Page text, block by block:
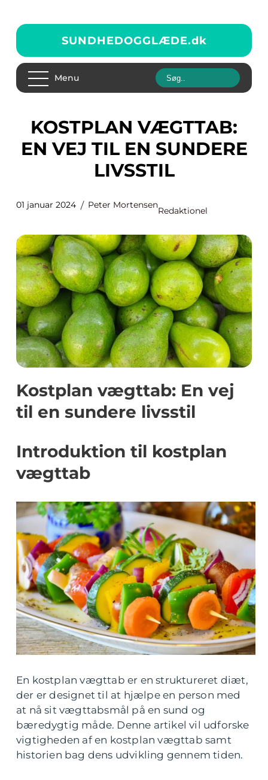
SUNDHEDOGGLÆDE.dk
Menu
KOSTPLAN VÆGTTAB:
EN VEJ TIL EN SUNDERE
LIVSSTIL
01 januar 2024 Peter Mortensen
Redaktionel
Kostplan vægttab: En vej
til en sundere livsstil
Introduktion til kostplan
vægttab
En kostplan vægttab er en struktureret diæt,
der er designet til at hjælpe en person med
at nå sit vægttabsmål på en sund og
bæredygtig måde. Denne artikel vil udforske
vigtigheden af en kostplan vægttab samt
historien bag dens udvikling gennem tiden.